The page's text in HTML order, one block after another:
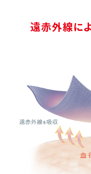
遠赤外線に